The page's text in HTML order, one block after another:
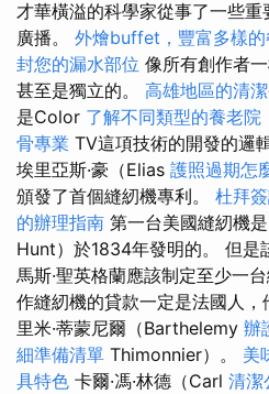
才華橫溢的科學家從事了一些
廣播。 外燴buffet，豐富多樣的
封您的漏水部位 像所有創作者
甚至是獨立的。 高雄地區的清
是Color 了解不同類型的養老院
骨專業 TV這項技術的開發的邏
埃里亞斯·豪（Elias 護照過期怎
頒發了首個縫紉機專利。 杜拜
的辦理指南 第一台美國縫紉機
Hunt）於1834年發明的。 但是
馬斯·聖英格蘭應該制定至少一台
作縫紉機的貸款一定是法國人
里米·蒂蒙尼爾（Barthelemy 辦
細準備清單 Thimonnier）。 美
具特色 卡爾·馮·林德（Carl 清潔